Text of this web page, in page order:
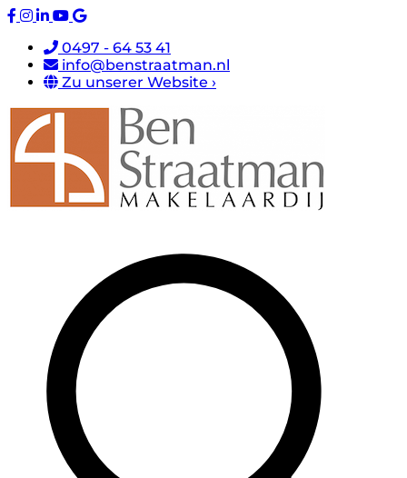
0497 - 64 53 41
info@benstraatman.nl
Zu unserer Website ›